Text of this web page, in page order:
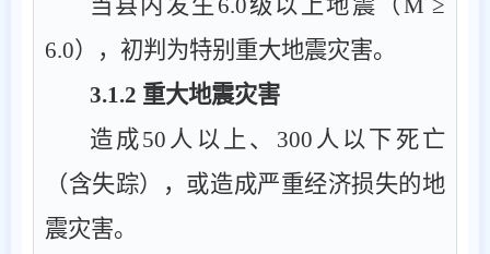
6.0），初判为特别重大地震灾害。
3.1.2 重大地震灾害
造成50 人以上、 300 人以下死亡
（含失踪），或造成严重经济损失的地
震灾害。